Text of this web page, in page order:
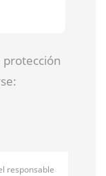
protección
responsable